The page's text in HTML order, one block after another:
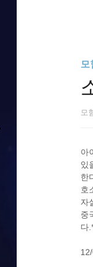
모
아
있
한
호
자
중
다